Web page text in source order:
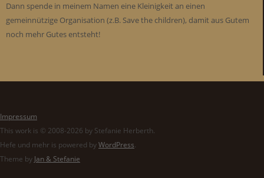
Dann spende in meinem Namen eine Kleinigkeit an einen
gemeinnützige Organisation (z.B. Save the children), damit aus Gutem
noch mehr Gutes entsteht!
Impressum
This work is © 2008-2026 by Stefanie Herberth.
Hefe und mehr is powered byWordPress.
Theme by Jan & Stefanie